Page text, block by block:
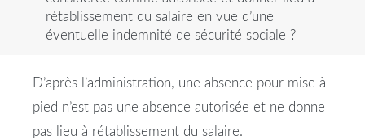
rétablissement du salaire en vue d’une
éventuelle indemnité de sécurité sociale ?
D’après l’administration, une absence pour mise à
pied n’est pas une absence autorisée et ne donne
pas lieu à rétablissement du salaire.